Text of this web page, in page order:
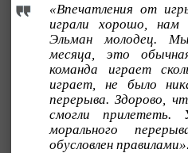
«Впечатления от
играли хорошо, нам
Эльман молодец.
месяца, это
команда играет
играет, не было
перерыва. Здорово,
смогли
морального
обусловлен правилами».